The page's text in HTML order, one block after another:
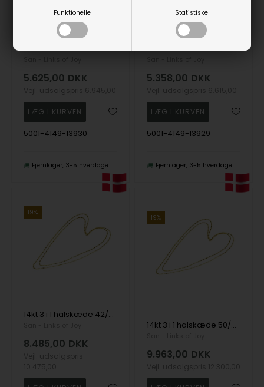
Funktionelle Statistiske
14kt Anker Facet Armbånd & Halskæde -udført i 0,4 mm tråd og bredde på 1,5 mm. 42cm, fra San - Links of Joy
5.625,00 DKK
5001-4149-13930
Fjernlager 3-5 hverdage
14kt Anker Facet Armbånd & Halskæde -udført i 0,4 mm tråd og bredde på 1,5 mm. 40cm, fra San - Links of Joy
5.358,00 DKK
5001-4149-13929
Fjernlager 3-5 hverdage
19%
14kt 3 i 1 halskæde 42/46/50cm, fra San - Links of Joy
8.485,00 DKK
19%
14kt 3 i 1 halskæde 50/55/60cm, fra San - Links of Joy
9.963,00 DKK